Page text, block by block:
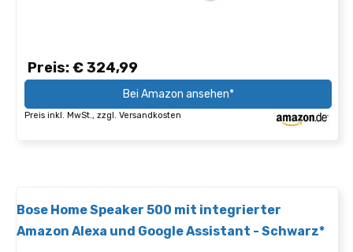
Preis: € 324,99
Bei Amazon ansehen*
Preis inkl. MwSt., zzgl. Versandkosten
Bose Home Speaker 500 mit integrierter
Amazon Alexa und Google Assistant - Schwarz*